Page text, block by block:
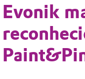
Evonik